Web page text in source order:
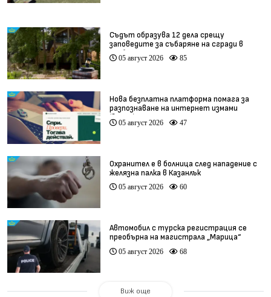
Съдът образува 12 дела срещу
заповедите за събаряне на сгради в
„Баба Алино“
05 август 2026 85
Нова безплатна платформа помага за
разпознаване на интернет измами
(видео)
05 август 2026 47
Охранител е в болница след нападение с
желязна палка в Казанлък
05 август 2026 60
Автомобил с турска регистрация се
преобърна на магистрала „Марица“
05 август 2026 68
Виж още